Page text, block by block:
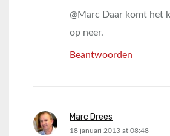
@Marc Daar komt het
op neer.
Beantwoorden
Marc Drees
says:
18 januari 2013 at 08:48